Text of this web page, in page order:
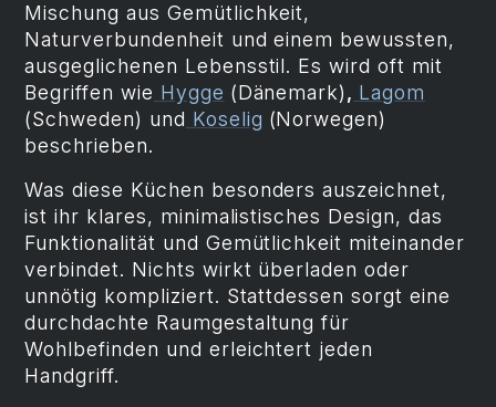
Mischung aus Gemütlichkeit,
Naturverbundenheit und einem bewussten,
ausgeglichenen Lebensstil. Es wird oft mit
Begriffen wie Hygge (Dänemark), Lagom
(Schweden) und Koselig (Norwegen)
beschrieben.
Was diese Küchen besonders auszeichnet,
ist ihr klares, minimalistisches Design, das
Funktionalität und Gemütlichkeit miteinander
verbindet. Nichts wirkt überladen oder
unnötig kompliziert. Stattdessen sorgt eine
durchdachte Raumgestaltung für
Wohlbefinden und erleichtert jeden
Handgriff.